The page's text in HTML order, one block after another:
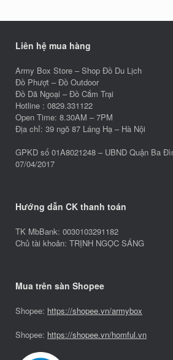
Liên hệ mua hàng
Army Box Store – Shop Đồ Du Lịch
Đồ Phượt – Đồ Outdoor
Đồ Dã Ngoại – Đồ Cắm Trại
Hotline : 0829.331122
Open Time: 8.30AM – 7PM
Địa chỉ: 39 ngõ 87 Láng Hạ – Hà Nội
GPKD số 01A8021248 – UBND Quận Ba
07/04/2017
Hướng dẫn CK thanh toán
TK MbBank: 0030103291182
Chủ tài khoản: TRỊNH NGỌC SÁNG
Mua trên sàn Shopee
Shopee: https://shopee.vn/armybox
Shopee: https://shopee.vn/homful.vn